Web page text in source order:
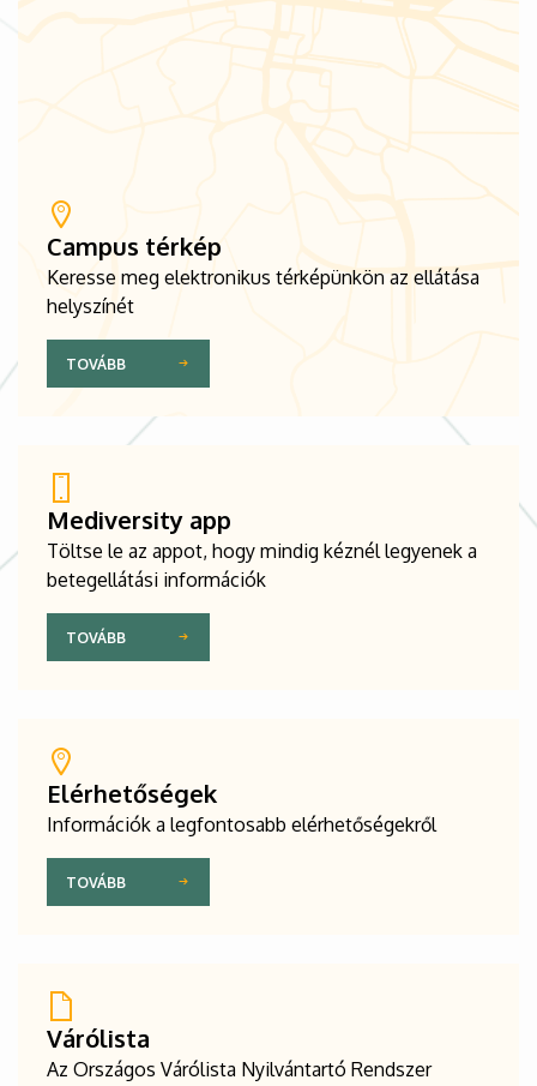
Campus térkép
Keresse meg elektronikus térképünkön az ellátása
helyszínét
TOVÁBB
Mediversity app
Töltse le az appot, hogy mindig kéznél legyenek a
betegellátási információk
TOVÁBB
Elérhetőségek
Információk a legfontosabb elérhetőségekről
TOVÁBB
Várólista
Az Országos Várólista Nyilvántartó Rendszer